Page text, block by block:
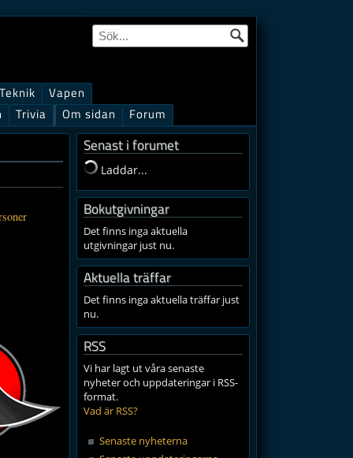
Senast i forumet
Laddar...
Bokutgivningar
Det finns inga aktuella
utgivningar just nu.
Aktuella träffar
Det finns inga aktuella träffar just
nu.
RSS
Vi har lagt ut våra senaste
nyheter och uppdateringar i RSS-
format.
Vad är RSS?
Senaste nyheterna
Teknik
Vapen
Trivia Om sidan Forum